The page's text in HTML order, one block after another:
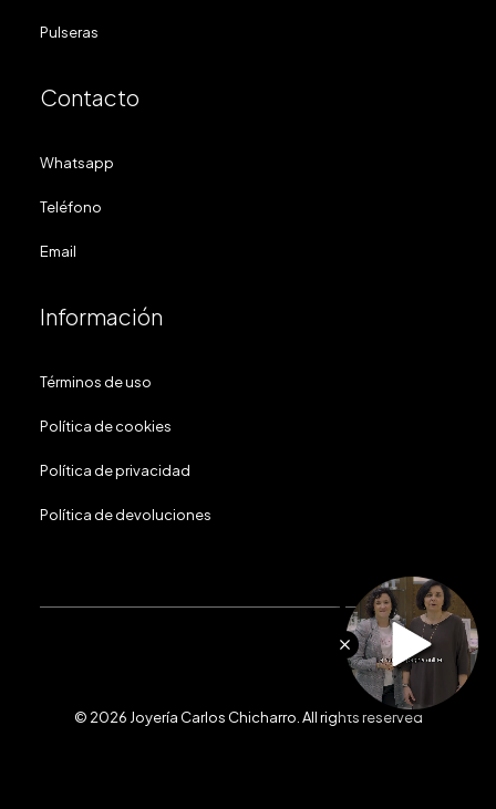
Pulseras
Contacto
Whatsapp
Teléfono
Email
Información
Términos de uso
Política de cookies
Política de privacidad
Política de devoluciones
© 2026 Joyería Carlos Chicharro. All rights reserved